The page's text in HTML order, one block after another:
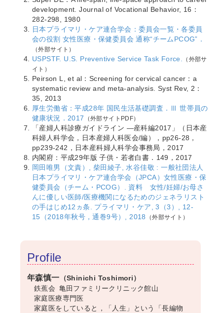
development. Journal of Vocational Behavior, 16：
282-298, 1980
日本プライマリ・ケア連合学会：委員会一覧・各委員
会の役割 女性医療・保健委員会 通称“チームPCOG”．
（外部サイト）
USPSTF. U.S. Preventive Service Task Force. （外部サ
イト）
Peirson L, et al：Screening for cervical cancer：a
systematic review and meta-analysis. Syst Rev, 2：
35, 2013
厚生労働省：平成28年 国民生活基礎調査．Ⅲ 世帯員の
健康状況．2017
（外部サイトPDF）
「産婦人科診療ガイドライン ―産科編2017」（日本産
科婦人科学会，日本産婦人科医会/編），pp26-28，
pp239-242，日本産科婦人科学会事務局，2017
内閣府：平成29年版 子供・若者白書．149，2017
岡田唯男（文責）, 柴田綾子, 水谷佳敬 : 一般社団法人
日本プライマリ・ケア連合学会（JPCA）女性医療・保
健委員会（チーム・PCOG）. 資料 女性/妊婦/お母さ
んに優しい医師/医療機関になるためのジェネラリスト
の手はじめ12ヵ条. プライマリ・ケア, 3（3）, 12-
15（2018年秋号，通巻9号）, 2018
（外部サイト）
Profile
年森慎一 （Shinichi Toshimori）
鉄蕉会 亀田ファミリークリニック館山
家庭医療専門医
家庭医をしていると，「人生」という「長編物